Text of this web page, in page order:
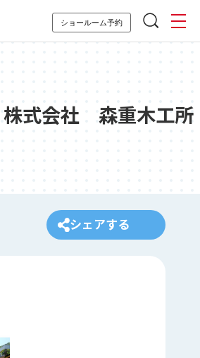
ショールーム予約
株式会社 森重木工所
シェアする